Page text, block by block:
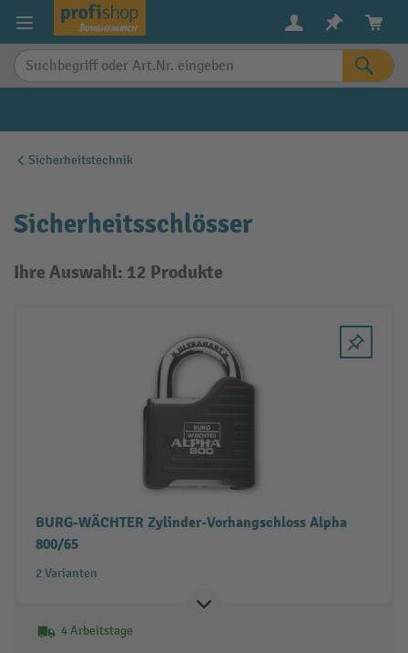
springen
Sicherheitstechnik
Sicherheitsschlösser
Ihre Auswahl: 12 Produkte
BURG-WÄCHTER Zylinder-Vorhangschloss Alpha
800/65
2 Varianten
4 Arbeitstage